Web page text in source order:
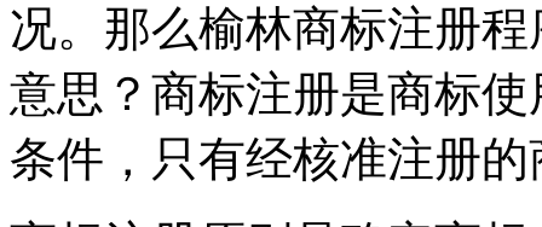
况。那么榆林商标注册
意思？商标注册是商标
条件，只有经核准注册